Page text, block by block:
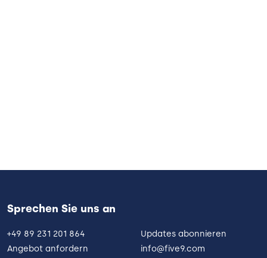
Sprechen Sie uns an
+49 89 231 201 864
Angebot anfordern
Updates abonnieren
info@five9.com